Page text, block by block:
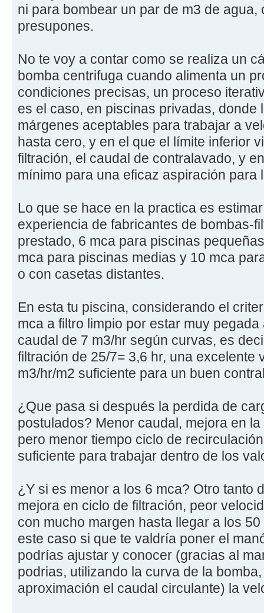
ni para bombear un par de m3 de
presupones.
No te voy a contar como se realiza un
bomba centrifuga cuando alimenta un
condiciones precisas, un proceso
es el caso, en piscinas privadas, donde
márgenes aceptables para trabajar a
hasta cero, y en el que el límite inferior
filtración, el caudal de contralavado, y
mínimo para una eficaz aspiración para
Lo que se hace en la practica es
experiencia de fabricantes de bombas-
prestado, 6 mca para piscinas
mca para piscinas medias y 10 mca
o con casetas distantes.
En esta tu piscina, considerando el
mca a filtro limpio por estar muy
caudal de 7 m3/hr según curvas, es
filtración de 25/7= 3,6 hr, una excelente
m3/hr/m2 suficiente para un buen
¿Que pasa si después la perdida de
postulados? Menor caudal, mejora en
pero menor tiempo ciclo de
suficiente para trabajar dentro de los
¿Y si es menor a los 6 mca? Otro tanto
mejora en ciclo de filtración, peor
con mucho margen hasta llegar a los
este caso si que te valdría poner el
podrías ajustar y conocer (gracias al
podrias, utilizando la curva de la
aproximación el caudal circulante) la